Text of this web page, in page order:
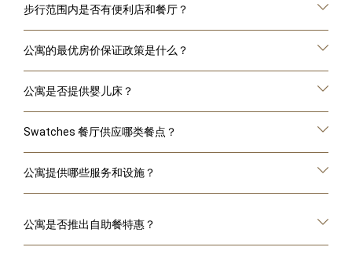
步行范围内是否有便利店和餐厅？
公寓的最优房价保证政策是什么？
公寓是否提供婴儿床？
Swatches 餐厅供应哪类餐点？
公寓提供哪些服务和设施？
公寓是否推出自助餐特惠？